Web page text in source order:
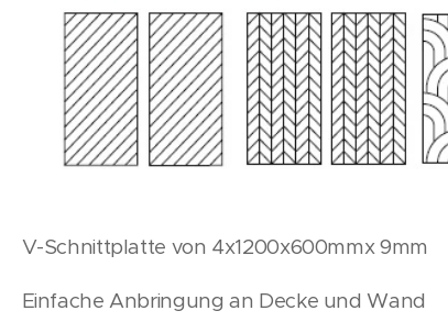
V-Schnittplatte von 4x1200x600mmx 9mm
Einfache Anbringung an Decke und Wand